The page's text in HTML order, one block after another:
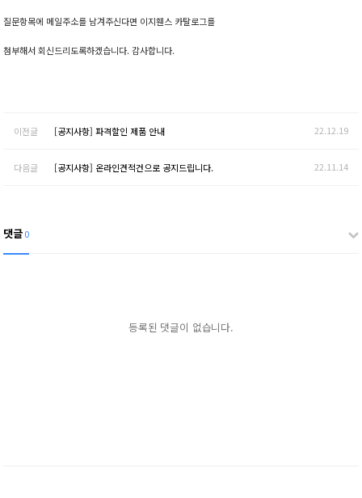
질문항목에 메일주소를 남겨주신다면 이지휀스 카탈로그를
첨부해서 회신드리도록하겠습니다. 감사합니다.
이전글 [공지사항] 파격할인 제품 안내 22.12.19
다음글 [공지사항] 온라인견적건으로 공지드립니다. 22.11.14
댓글0
등록된 댓글이 없습니다.